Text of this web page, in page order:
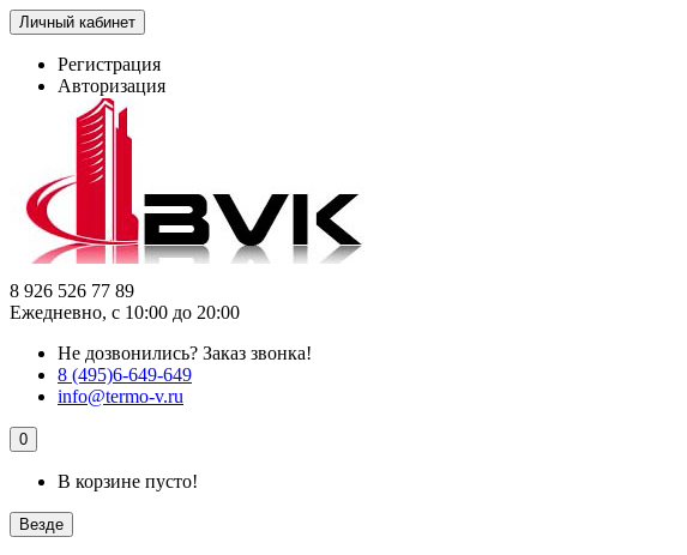
Личный кабинет
Регистрация
Авторизация
8 926 526 77 89
Ежедневно, с 10:00 до 20:00
Не дозвонились? Заказ звонка!
8 (495)6-649-649
info@termo-v.ru
0
В корзине пусто!
Везде